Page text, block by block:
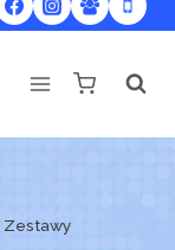
Zestawy